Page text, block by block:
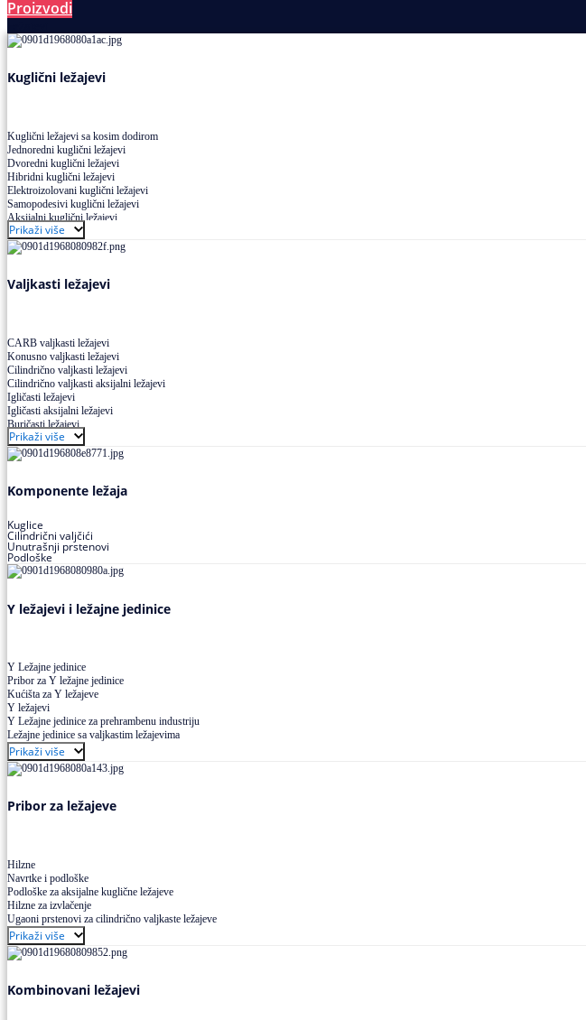
Proizvodi
Kuglični ležajevi
Kuglični ležajevi sa kosim dodirom
Jednoredni kuglični ležajevi
Dvoredni kuglični ležajevi
Hibridni kuglični ležajevi
Elektroizolovani kuglični ležajevi
Samopodesivi kuglični ležajevi
Aksijalni kuglični ležajevi
Kuglični ležajevi od nerđajućeg čelika
Prikaži više
Valjkasti ležajevi
CARB valjkasti ležajevi
Konusno valjkasti ležajevi
Cilindrično valjkasti ležajevi
Cilindrično valjkasti aksijalni ležajevi
Igličasti ležajevi
Igličasti aksijalni ležajevi
Buričasti ležajevi
Buričasti zaptiveni ležajevi
Buričasti aksijalni ležajevi
Prikaži više
Komponente ležaja
Kuglice
Cilindrični valjčići
Unutrašnji prstenovi
Podloške
Y ležajevi i ležajne jedinice
Y Ležajne jedinice
Pribor za Y ležajne jedinice
Kućišta za Y ležajeve
Y ležajevi
Y Ležajne jedinice za prehrambenu industriju
Ležajne jedinice sa valjkastim ležajevima
Prikaži više
Pribor za ležajeve
Hilzne
Navrtke i podloške
Podloške za aksijalne kuglične ležajeve
Hilzne za izvlačenje
Ugaoni prstenovi za cilindrično valjkaste ležajeve
Prikaži više
Kombinovani ležajevi